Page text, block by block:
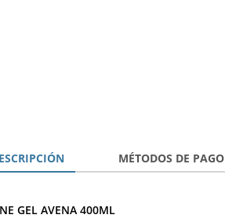
MÉTODOS DE PAGO
GEL AVENA 400ML